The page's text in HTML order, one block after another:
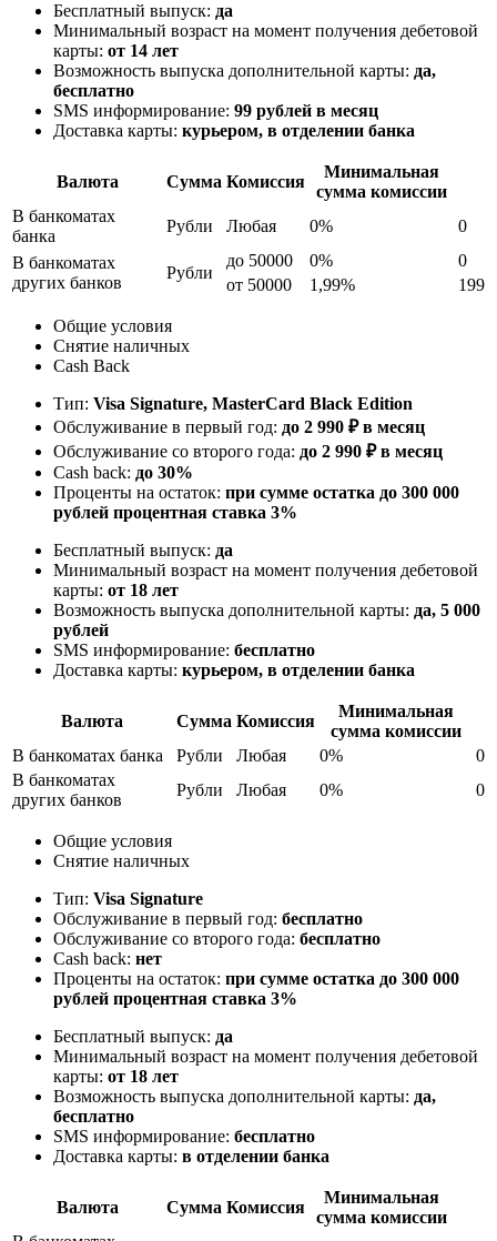
Бесплатный выпуск: да
Минимальный возраст на момент получения дебетовой
карты: от 14 лет
Возможность выпуска дополнительной карты: да,
бесплатно
SMS информирование: 99 рублей в месяц
Доставка карты: курьером, в отделении банка
Валюта Сумма Комиссия
Минимальная
сумма комиссии
В банкоматах
банка
Рубли Любая 0%
0
В банкоматах
других банков
Рубли
до 50000 0%
0
от 50000
1,99% 199
Общие условия
Снятие наличных
Cash Back
Тип: Visa Signature, MasterСard Black Edition
Обслуживание в первый год: до 2 990 ₽ в месяц
Обслуживание со второго года: до 2 990 ₽ в месяц
Cash back: до 30%
Проценты на остаток: при сумме остатка до 300 000
рублей процентная ставка 3%
Бесплатный выпуск: да
Минимальный возраст на момент получения дебетовой
карты: от 18 лет
Возможность выпуска дополнительной карты: да, 5 000
рублей
SMS информирование: бесплатно
Доставка карты: курьером, в отделении банка
Валюта Сумма Комиссия
Минимальная
сумма комиссии
В банкоматах банка
Рубли Любая 0%
0
В банкоматах
других банков
Рубли Любая 0% 0
Общие условия
Снятие наличных
Тип: Visa Signature
Обслуживание в первый год: бесплатно
Обслуживание со второго года: бесплатно
Cash back: нет
Проценты на остаток: при сумме остатка до 300 000
рублей процентная ставка 3%
Бесплатный выпуск: да
Минимальный возраст на момент получения дебетовой
карты: от 18 лет
Возможность выпуска дополнительной карты: да,
бесплатно
SMS информирование: бесплатно
Доставка карты: в отделении банка
Валюта Сумма Комиссия
Минимальная
сумма комиссии